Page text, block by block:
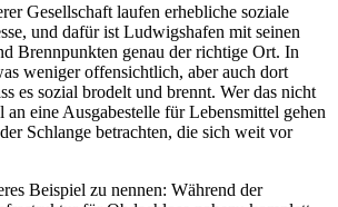
Gesellschaft laufen erhebliche soziale
und dafür ist Ludwigshafen mit seinen
Brennpunkten genau der richtige Ort. In
weniger offensichtlich, aber auch dort
es sozial brodelt und brennt. Wer das nicht
an eine Ausgabestelle für Lebensmittel gehen
Schlange betrachten, die sich weit vor
Beispiel zu nennen: Während der